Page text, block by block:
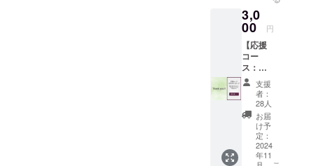
施設を作っ
ています。
はじめての
クラウド
ファンディ
ングとなり
ますが、み
なさんの応
援、ご支援
を是非よろ
ド
28,000
円分 ・
「log&s
auna 和
-
nagomi,
wakaya
ma- 」
での日
帰りプ
ラン予
約時に
ご利用
3,0
00 円
【応援
コー
ス：お
礼の
メッ
セー
ジ】 感
謝の気
持ちを
込め
て、お
支援
者：
28人
お届
け予
定：
2024
年11